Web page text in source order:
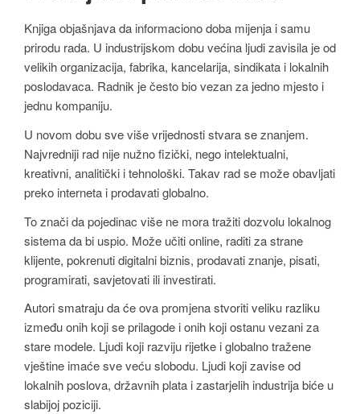
Knjiga objašnjava da informaciono doba mijenja i samu
prirodu rada. U industrijskom dobu većina ljudi zavisila je od
velikih organizacija, fabrika, kancelarija, sindikata i lokalnih
poslodavaca. Radnik je često bio vezan za jedno mjesto i
jednu kompaniju.
U novom dobu sve više vrijednosti stvara se znanjem.
Najvredniji rad nije nužno fizički, nego intelektualni,
kreativni, analitički i tehnološki. Takav rad se može obavljati
preko interneta i prodavati globalno.
To znači da pojedinac više ne mora tražiti dozvolu lokalnog
sistema da bi uspio. Može učiti online, raditi za strane
klijente, pokrenuti digitalni biznis, prodavati znanje, pisati,
programirati, savjetovati ili investirati.
Autori smatraju da će ova promjena stvoriti veliku razliku
između onih koji se prilagode i onih koji ostanu vezani za
stare modele. Ljudi koji razviju rijetke i globalno tražene
vještine imaće sve veću slobodu. Ljudi koji zavise od
lokalnih poslova, državnih plata i zastarjelih industrija biće u
slabijoj poziciji.